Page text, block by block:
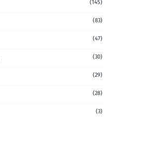
(145)
(83)
(47)
(30)
(29)
(28)
(3)